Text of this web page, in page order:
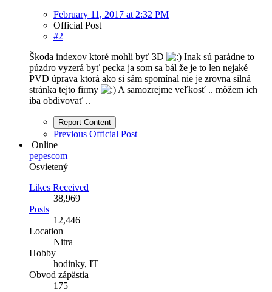
February 11, 2017 at 2:32 PM
Official Post
#2
Škoda indexov ktoré mohli byť 3D
Inak sú parádne to
púzdro vyzerá byť pecka ja som sa bál že je to len nejaké
PVD úprava ktorá ako si sám spomínal nie je zrovna silná
stránka tejto firmy
A samozrejme veľkosť .. môžem ich
iba obdivovať ..
Report Content
Previous Official Post
Online
pepescom
Osvietený
Likes Received
38,969
Posts
12,446
Location
Nitra
Hobby
hodinky, IT
Obvod zápästia
175